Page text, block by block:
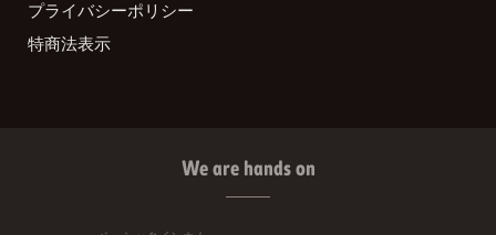
プライバシーポリシー
特商法表示
We are hands on